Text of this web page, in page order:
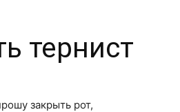
тернист
закрыть рот,